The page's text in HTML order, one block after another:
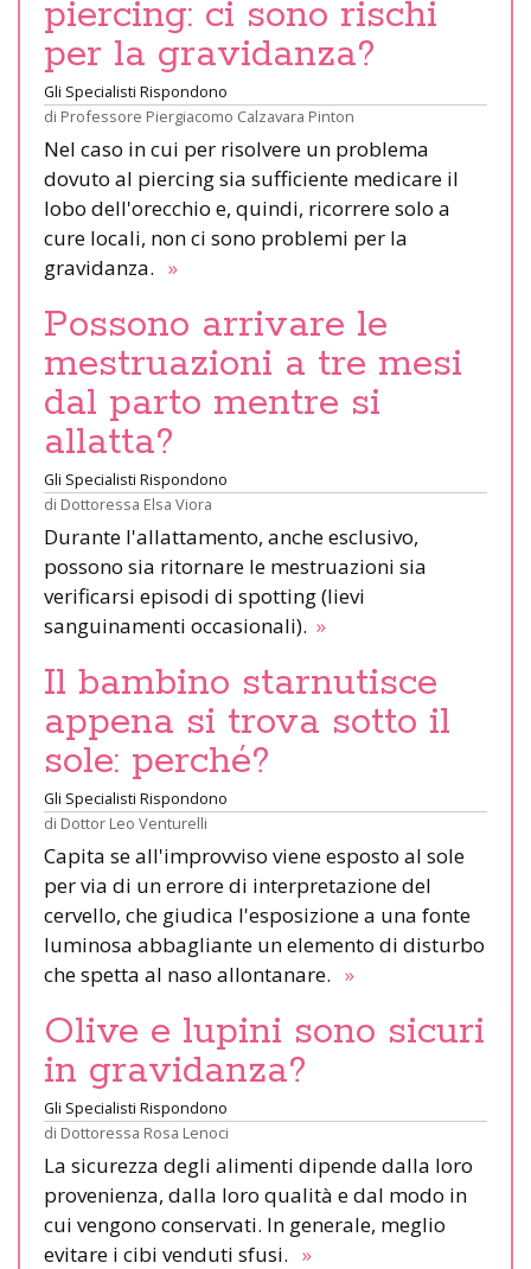
piercing: ci sono rischi
per la gravidanza?
Gli Specialisti Rispondono
di Professore Piergiacomo Calzavara Pinton
Nel caso in cui per risolvere un problema
dovuto al piercing sia sufficiente medicare il
lobo dell'orecchio e, quindi, ricorrere solo a
cure locali, non ci sono problemi per la
gravidanza. »
Possono arrivare le
mestruazioni a tre mesi
dal parto mentre si
allatta?
Gli Specialisti Rispondono
di Dottoressa Elsa Viora
Durante l'allattamento, anche esclusivo,
possono sia ritornare le mestruazioni sia
verificarsi episodi di spotting (lievi
sanguinamenti occasionali). »
Il bambino starnutisce
appena si trova sotto il
sole: perché?
Gli Specialisti Rispondono
di Dottor Leo Venturelli
Capita se all'improvviso viene esposto al sole
per via di un errore di interpretazione del
cervello, che giudica l'esposizione a una fonte
luminosa abbagliante un elemento di disturbo
che spetta al naso allontanare. »
Olive e lupini sono sicuri
in gravidanza?
Gli Specialisti Rispondono
di Dottoressa Rosa Lenoci
La sicurezza degli alimenti dipende dalla loro
provenienza, dalla loro qualità e dal modo in
cui vengono conservati. In generale, meglio
evitare i cibi venduti sfusi. »